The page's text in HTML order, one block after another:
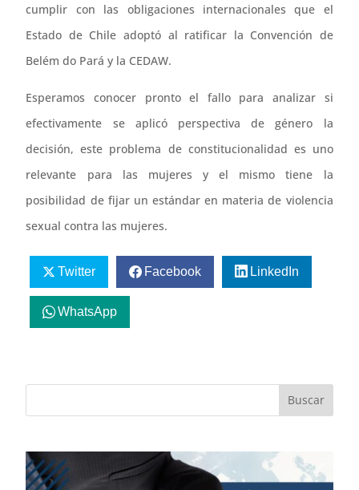
cumplir con las obligaciones internacionales que el
Estado de Chile adoptó al ratificar la Convención de
Belém do Pará y la CEDAW.
Esperamos conocer pronto el fallo para analizar si
efectivamente se aplicó perspectiva de género la
decisión, este problema de constitucionalidad es uno
relevante para las mujeres y el mismo tiene la
posibilidad de fijar un estándar en materia de violencia
sexual contra las mujeres.
Twitter Facebook LinkedIn
WhatsApp